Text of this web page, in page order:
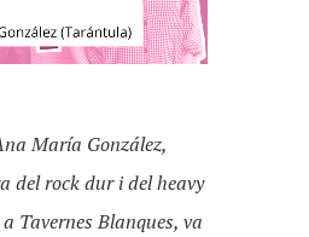
María González,
del rock dur i del heavy
Tavernes Blanques, va